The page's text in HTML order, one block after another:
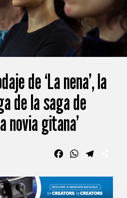
de ‘La nena’, la
de la saga de
novia gitana’
FacebookWhatsApp